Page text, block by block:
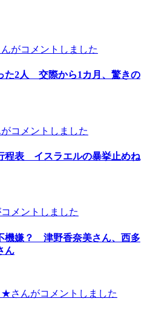
がコメントしました
た2人 交際から1カ月、驚きの
コメントしました
程表 イスラエルの暴挙止めね
メントしました
機嫌？ 津野香奈美さん、西多
ん
さんがコメントしました